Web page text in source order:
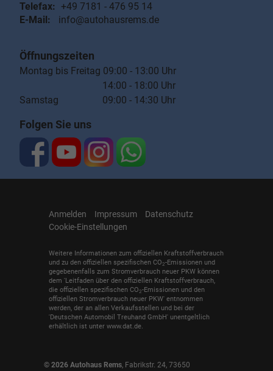
Telefax: +49 7181 - 476 95 14
E-Mail:
info@autohausrems.de
Öffnungszeiten
Montag bis Freitag 09:00 - 13:00 Uhr
14:00 - 18:00 Uhr
Samstag 09:00 - 14:30 Uhr
Folgen Sie uns
Anmelden Impressum
Datenschutz
Cookie-Einstellungen
Weitere Informationen zum offiziellen Kraftstoffverbrauch
und zu den offiziellen spezifischen CO2-Emissionen und
gegebenenfalls zum Stromverbrauch neuer PKW können
dem 'Leitfaden über den offiziellen Kraftstoffverbrauch,
die offiziellen spezifischen CO2-Emissionen und den
offiziellen Stromverbrauch neuer PKW' entnommen
werden, der an allen Verkaufsstellen und bei der
'Deutschen Automobil Treuhand GmbH' unentgeltlich
erhältlich ist unter www.dat.de.
© 2026 Autohaus Rems, Fabrikstr. 24, 73650